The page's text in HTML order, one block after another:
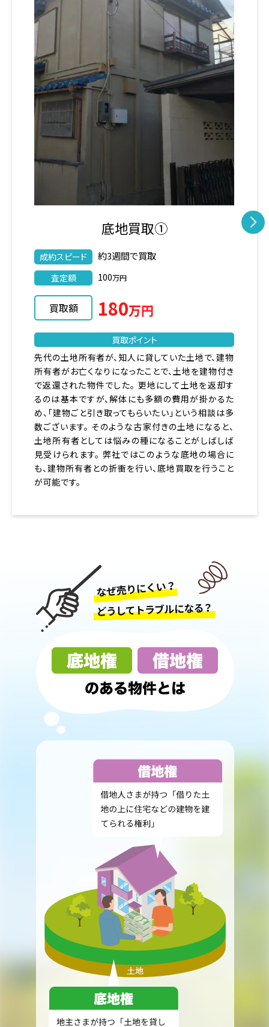
底地買取③
成約スピード お問い合わせから約2週間で買取
査定額 150万円
買取額 150万円
買取ポイント
複数の土地に分かれており、借地上の一部は更地に
なっており、他一部にまだ建物所有を目的とする土地
賃貸借契約が残っている物件の買取でした。 土地を
分けて（分筆）更地部分に新築を建てる場合には、測
量も必要となり隣地所有者との立ち合い等、様々な
作業が発生致します。 この作業を個人で行うにはな
かなかハードルも高く、【時間】も【労力】も【費用負
担】もかかってしまう為、そのまま弊社の買取を行うこ
ととなりました。